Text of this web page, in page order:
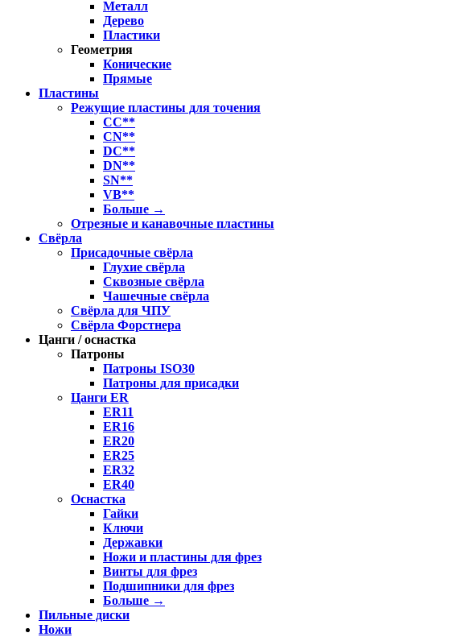
Металл
Дерево
Пластики
Геометрия
Конические
Прямые
Пластины
Режущие пластины для точения
CC**
CN**
DC**
DN**
SN**
VB**
Больше →
Отрезные и канавочные пластины
Свёрла
Присадочные свёрла
Глухие свёрла
Сквозные свёрла
Чашечные свёрла
Свёрла для ЧПУ
Свёрла Форстнера
Цанги / оснастка
Патроны
Патроны ISO30
Патроны для присадки
Цанги ER
ER11
ER16
ER20
ER25
ER32
ER40
Оснастка
Гайки
Ключи
Державки
Ножи и пластины для фрез
Винты для фрез
Подшипники для фрез
Больше →
Пильные диски
Ножи